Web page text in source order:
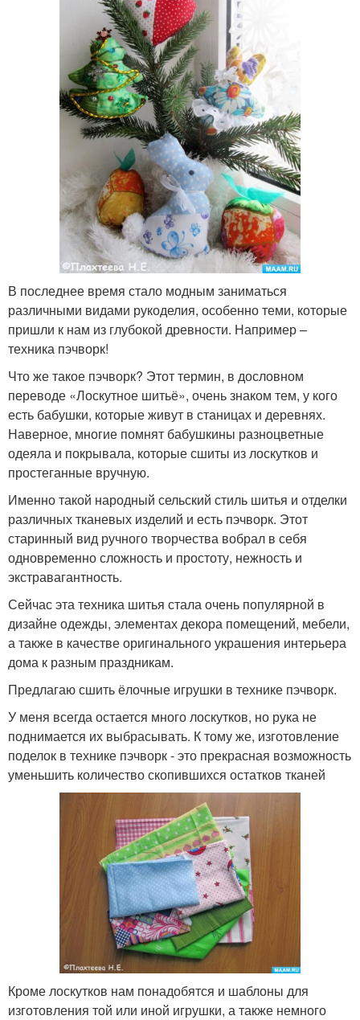
В последнее время стало модным заниматься
различными видами рукоделия, особенно теми, которые
пришли к нам из глубокой древности. Например –
техника пэчворк!
Что же такое пэчворк? Этот термин, в дословном
переводе «Лоскутное шитьё», очень знаком тем, у кого
есть бабушки, которые живут в станицах и деревнях.
Наверное, многие помнят бабушкины разноцветные
одеяла и покрывала, которые сшиты из лоскутков и
простеганные вручную.
Именно такой народный сельский стиль шитья и отделки
различных тканевых изделий и есть пэчворк. Этот
старинный вид ручного творчества вобрал в себя
одновременно сложность и простоту, нежность и
экстравагантность.
Сейчас эта техника шитья стала очень популярной в
дизайне одежды, элементах декора помещений, мебели,
а также в качестве оригинального украшения интерьера
дома к разным праздникам.
Предлагаю сшить ёлочные игрушки в технике пэчворк.
У меня всегда остается много лоскутков, но рука не
поднимается их выбрасывать. К тому же, изготовление
поделок в технике пэчворк - это прекрасная возможность
уменьшить количество скопившихся остатков тканей
Кроме лоскутков нам понадобятся и шаблоны для
изготовления той или иной игрушки, а также немного